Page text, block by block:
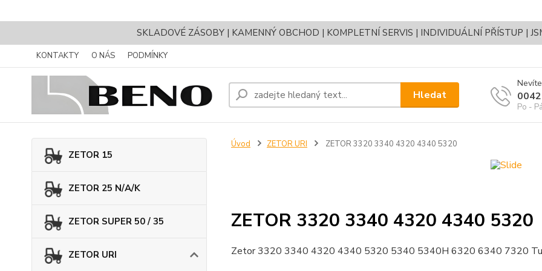
SKLADOVÉ ZÁSOBY | KAMENNÝ OBCHOD | KOMPLETNÍ SERVIS | INDIVIDUÁLNÍ PŘÍSTUP |
KONTAKTY O NÁS PODMÍNKY
Hledat
Po -
ZETOR 15
ZETOR 25 N/A/K
ZETOR SUPER 50 / 35
ZETOR URI
Úvod ZETOR URI ZETOR 3320 3340 4320 4340 5320
ZETOR 3320 3340 4320 4340 5320
Zetor 3320 3340 4320 4340 5320 5340 5340H 6320 6340 7320